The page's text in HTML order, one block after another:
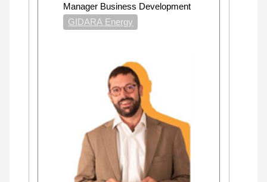
Manager Business Development
GIDARA Energy